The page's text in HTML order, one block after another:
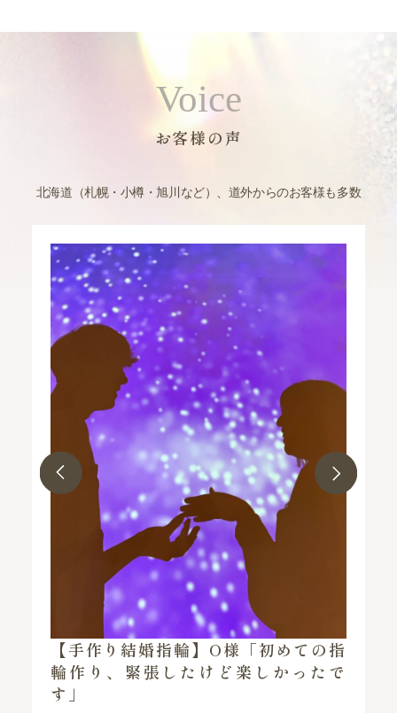
Voice
お客様の声
北海道（札幌・小樽・旭川など）、道外からのお客様も多数
O様「初めての指
ど楽しかったで
【手作りペアリング】K
女と一緒に楽しい思い